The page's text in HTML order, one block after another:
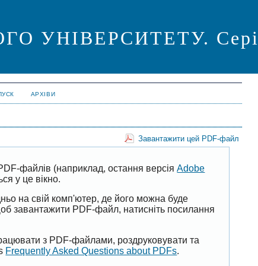
УНІВЕРСИТЕТУ. Серія
АРХІВИ
Завантажити цей PDF-файл
файлів (наприклад, остання версіяAdobe
у це вікно.
на свій комп'ютер, де його можна буде
завантажити PDF-файл, натисніть посилання
з PDF-файлами, роздруковувати та
Frequently Asked Questions about PDFs.